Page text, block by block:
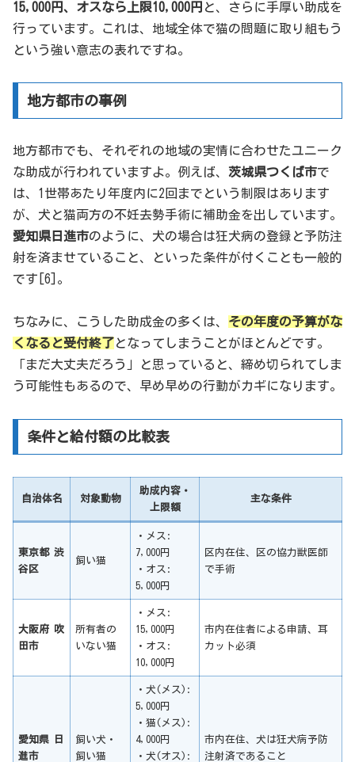
15,000円、オスなら上限10,000円 と、さらに手厚い助成を
行っています。これは、地域全体で猫の問題に取り組もう
という強い意志の表れですね。
地方都市の事例
地方都市でも、それぞれの地域の実情に合わせたユニーク
な助成が行われていますよ。例えば、 茨城県つくば市で
は、1世帯あたり年度内に2回までという制限はあります
が、犬と猫両方の不妊去勢手術に補助金を出しています。
愛知県日進市のように、犬の場合は狂犬病の登録と予防注
射を済ませていること、といった条件が付くことも一般的
です[6]。
ちなみに、こうした助成金の多くは、 その年度の予算がな
くなると受付終了 となってしまうことがほとんどです。
「まだ大丈夫だろう」と思っていると、締め切られてしま
う可能性もあるので、早め早めの行動がカギになります。
条件と給付額の比較表
自治体名 対象動物
助成内容・
上限額
主な条件
東京都 渋
谷区
飼い猫
・メス:
7,000円
・オス:
5,000円
区内在住、区の協力獣医師
で手術
大阪府 吹
田市
所有者の
いない猫
・メス:
15,000円
・オス:
10,000円
市内在住者による申請、耳
カット必須
愛知県 日
進市
飼い犬・
飼い猫
・犬(メス):
5,000円
・猫(メス):
4,000円
・犬(オス):
市内在住、犬は狂犬病予防
注射済であること